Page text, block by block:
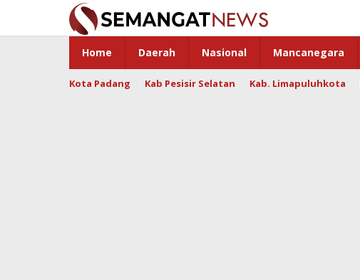
content
Home Daerah Nasional Mancanegara
Kota Padang Kab Pesisir Selatan Kab. Limapuluhkota